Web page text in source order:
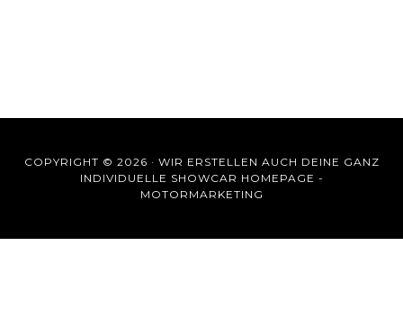
COPYRIGHT © 2026 · WIR ERSTELLEN AUCH DEINE GANZ
INDIVIDUELLE SHOWCAR HOMEPAGE -
MOTORMARKETING